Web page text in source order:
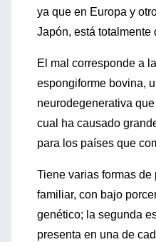
ya que en Europa y
Japón, está totalmente
El mal corresponde a
espongiforme bovina,
neurodegenerativa
cual ha causado
para los países que
Tiene varias formas
familiar, con bajo
genético; la segunda
presenta en una de